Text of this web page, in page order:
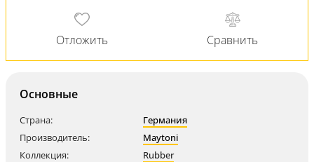
Основные
Страна:
Германия
Производитель:
Maytoni
Коллекция:
Rubber